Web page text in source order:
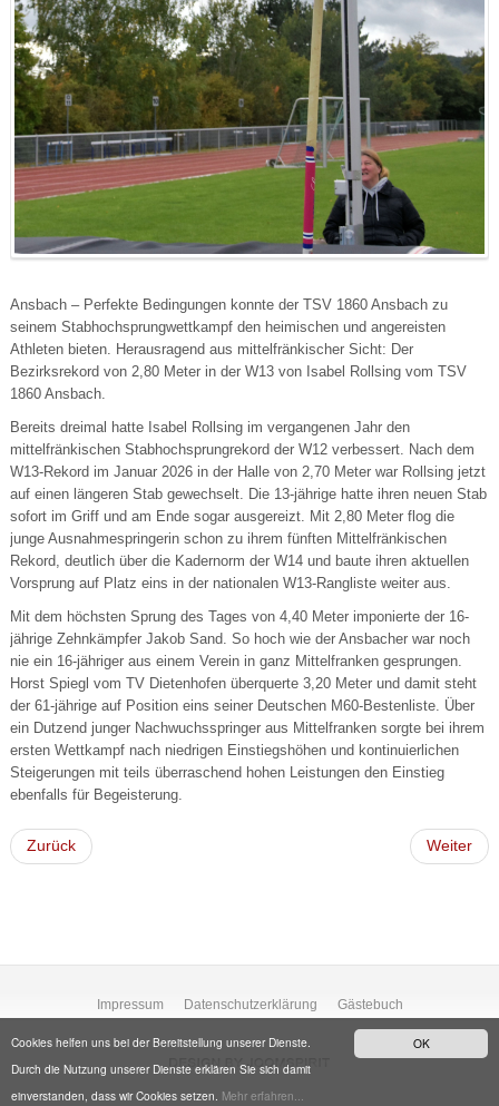
OK
Cookies helfen uns bei der Bereitstellung unserer Dienste.
Durch die Nutzung unserer Dienste erklären Sie sich damit
einverstanden, dass wir Cookies setzen. Mehr erfahren...
Ansbach – Perfekte Bedingungen konnte der TSV 1860 Ansbach zu
seinem Stabhochsprungwettkampf den heimischen und angereisten
Athleten bieten. Herausragend aus mittelfränkischer Sicht: Der
Bezirksrekord von 2,80 Meter in der W13 von Isabel Rollsing vom TSV
1860 Ansbach.
Bereits dreimal hatte Isabel Rollsing im vergangenen Jahr den
mittelfränkischen Stabhochsprungrekord der W12 verbessert. Nach dem
W13-Rekord im Januar 2026 in der Halle von 2,70 Meter war Rollsing jetzt
auf einen längeren Stab gewechselt. Die 13-jährige hatte ihren neuen Stab
sofort im Griff und am Ende sogar ausgereizt. Mit 2,80 Meter flog die
junge Ausnahmespringerin schon zu ihrem fünften Mittelfränkischen
Rekord, deutlich über die Kadernorm der W14 und baute ihren aktuellen
Vorsprung auf Platz eins in der nationalen W13-Rangliste weiter aus.
Mit dem höchsten Sprung des Tages von 4,40 Meter imponierte der 16-
jährige Zehnkämpfer Jakob Sand. So hoch wie der Ansbacher war noch
nie ein 16-jähriger aus einem Verein in ganz Mittelfranken gesprungen.
Horst Spiegl vom TV Dietenhofen überquerte 3,20 Meter und damit steht
der 61-jährige auf Position eins seiner Deutschen M60-Bestenliste. Über
ein Dutzend junger Nachwuchsspringer aus Mittelfranken sorgte bei ihrem
ersten Wettkampf nach niedrigen Einstiegshöhen und kontinuierlichen
Steigerungen mit teils überraschend hohen Leistungen den Einstieg
ebenfalls für Begeisterung.
Zurück Weiter
Impressum Datenschutzerklärung Gästebuch